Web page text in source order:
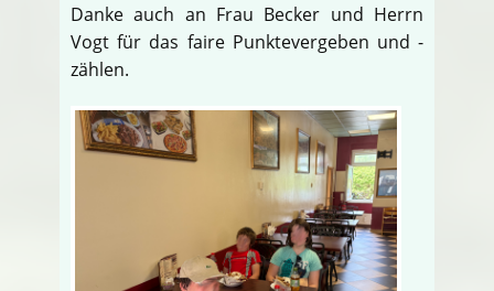
Danke auch an Frau Becker und Herrn
Vogt für das faire Punktevergeben und -
zählen.